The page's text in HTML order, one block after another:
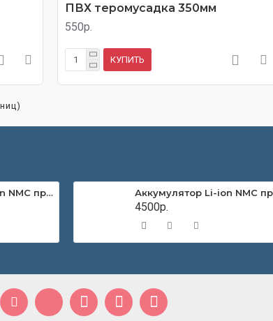
ПВХ теромусадка 350мм
550р.
КУПИТЬ
Аккумулятор Li-ion NMC призматический CATL 60Ач 3,7В
4500р.